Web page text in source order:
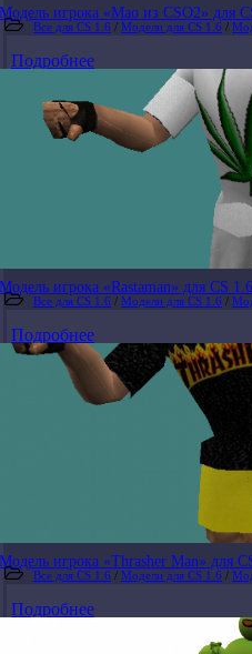
Модель игрока «Mao из CSO2» для
Все для CS 1.6 / Модели для CS 1.6 /
Подробнее
Модель игрока «Rastaman» для CS 1.6
Все для CS 1.6 / Модели для CS 1.6 /
Подробнее
Модель игрока «Thrasher Man» для
Все для CS 1.6 / Модели для CS 1.6 /
Подробнее